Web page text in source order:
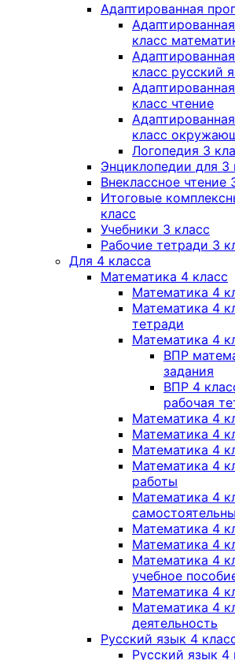
Адаптированная
класс
класс русский
класс чтение
класс
Логопедия 3
Энциклопедии для 3
Внеклассное чтение
Итоговые
класс
Учебники 3 класс
Рабочие тетради 3
Для 4 класса
Математика 4 класс
Математика 4
Математика 4
тетради
Математика 4
ВПР
задания
ВПР 4
рабочая
Математика 4
Математика 4
Математика 4
Математика 4
работы
Математика 4
Математика 4
Математика 4
Математика 4
учебное
Математика 4
Математика 4
деятельность
Русский язык 4
Русский язык 4